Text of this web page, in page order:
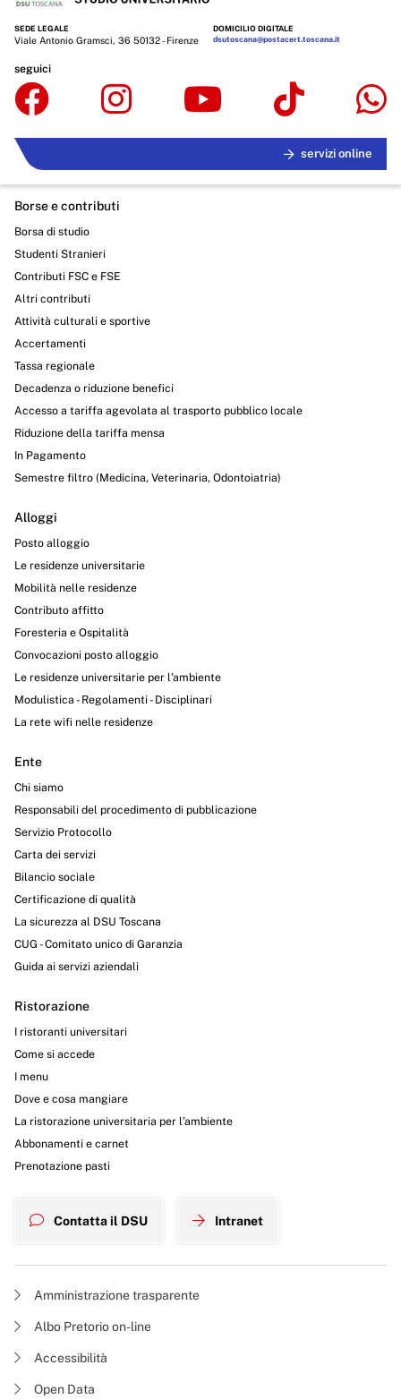
SEDE LEGALE
Viale Antonio Gramsci, 36 50132 - Firenze
DOMICILIO DIGITALE
dsutoscana@postacert.toscana.it
seguici
servizi online
Borse e contributi
Borsa di studio
Studenti Stranieri
Contributi FSC e FSE
Altri contributi
Attività culturali e sportive
Accertamenti
Tassa regionale
Decadenza o riduzione benefici
Accesso a tariffa agevolata al trasporto pubblico locale
Riduzione della tariffa mensa
In Pagamento
Semestre filtro (Medicina, Veterinaria, Odontoiatria)
Alloggi
Posto alloggio
Le residenze universitarie
Mobilità nelle residenze
Contributo affitto
Foresteria e Ospitalità
Convocazioni posto alloggio
Le residenze universitarie per l’ambiente
Modulistica - Regolamenti - Disciplinari
La rete wifi nelle residenze
Ente
Chi siamo
Responsabili del procedimento di pubblicazione
Servizio Protocollo
Carta dei servizi
Bilancio sociale
Certificazione di qualità
La sicurezza al DSU Toscana
CUG - Comitato unico di Garanzia
Guida ai servizi aziendali
Ristorazione
I ristoranti universitari
Come si accede
I menu
Dove e cosa mangiare
La ristorazione universitaria per l’ambiente
Abbonamenti e carnet
Prenotazione pasti
Contatta il DSU Intranet
Amministrazione trasparente
Albo Pretorio on-line
Accessibilità
Open Data